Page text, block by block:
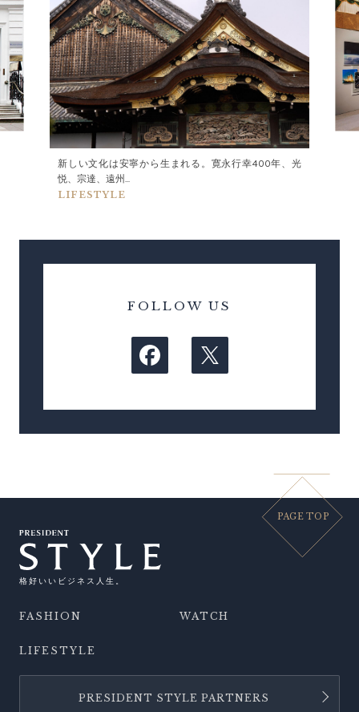
新しい文化は安寧から生まれる。寛永行幸400年、光
悦、宗達、遠州...
LIFESTYLE
FOLLOW US
PAGE TOP
格好いいビジネス人生。
FASHION WATCH
LIFESTYLE
PRESIDENT STYLE PARTNERS